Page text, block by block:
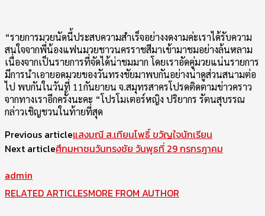
“รายการมวยนัดนี้ประสบความสำเร็จอย่างงดงามค่ะเราได้รับความ
สนใจจากพี่น้องแฟนมวยชาวนครราชสีมาเข้ามาชมอย่างล้นหลาม
เนื่องจากเป็นรายการที่จัดได้น่าชมมาก โดยเราอัดคู่มวยแน่นรายการ
มีการนำเอายอดมวยของวันทรงชัยมาพบกันอย่างน่าดูส่วนสนามต่อ
ไป พบกันในวันที่ 11กันยายน จ.สมุทรสาครโปรดติดตามข่าวคราว
จากทางเราอีกครั้งนะคะ “โปรโมเตอร์หญิง ปริยากร รัตนสุบรรณ
กล่าวเชิญชวนในท้ายที่สุด
Previous articleแสงมณี ส.เทียนโพธิ์ ขวัญใจนักเรียน
Next articleศึกมหาชนวันทรงชัย วันพุธที่ 29 กรกรฎาคม
admin
RELATED ARTICLESMORE FROM AUTHOR